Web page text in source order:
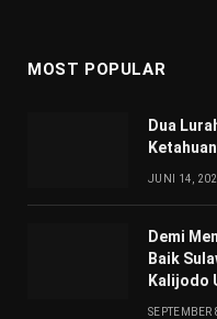
MOST POPULAR
Dua
JUNI 14,
Demi
Baik
Kalijodo
SEPTEMBER